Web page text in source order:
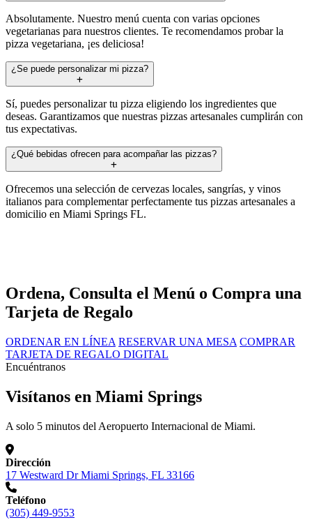
Absolutamente. Nuestro menú cuenta con varias opciones
vegetarianas para nuestros clientes. Te recomendamos probar la
pizza vegetariana, ¡es deliciosa!
¿Se puede personalizar mi pizza?
Sí, puedes personalizar tu pizza eligiendo los ingredientes que
deseas. Garantizamos que nuestras pizzas artesanales cumplirán con
tus expectativas.
¿Qué bebidas ofrecen para acompañar las pizzas?
Ofrecemos una selección de cervezas locales, sangrías, y vinos
italianos para complementar perfectamente tus pizzas artesanales a
domicilio en Miami Springs FL.
Ordena, Consulta el Menú o Compra una
Tarjeta de Regalo
ORDENAR EN LÍNEA RESERVAR UNA MESA COMPRAR
TARJETA DE REGALO DIGITAL
Encuéntranos
Visítanos en Miami Springs
A solo 5 minutos del Aeropuerto Internacional de Miami.
Dirección
17 Westward Dr Miami Springs, FL 33166
Teléfono
(305) 449-9553